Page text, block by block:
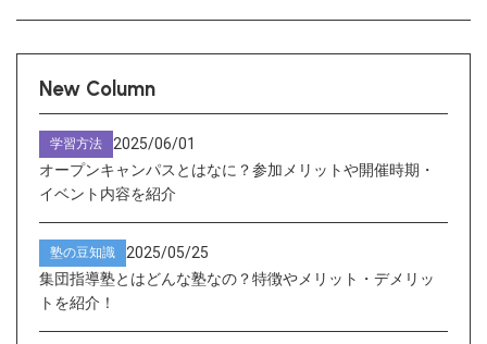
New Column
学習方法
2025/06/01
オープンキャンパスとはなに？参加メリットや開催時期・
イベント内容を紹介
塾の豆知識
2025/05/25
集団指導塾とはどんな塾なの？特徴やメリット・デメリッ
トを紹介！